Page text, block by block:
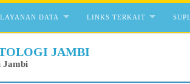
DATA LINKS TERKAIT
JAMBI
Jambi